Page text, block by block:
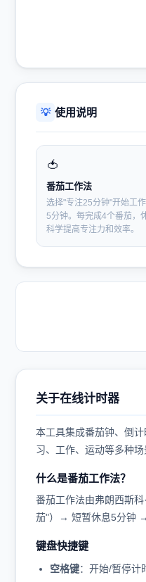
💡 使用说明
🍅
番茄工作法
选择"专注25分钟"开始工
5分钟。每完成4个番茄，
科学提高专注力和效率。
关于在线计时器
本工具集成番茄钟、倒
习、工作、运动等多种场
什么是番茄工作法？
番茄工作法由弗朗西斯
茄"）→ 短暂休息5分钟 →
键盘快捷键
空格键：开始/暂停计